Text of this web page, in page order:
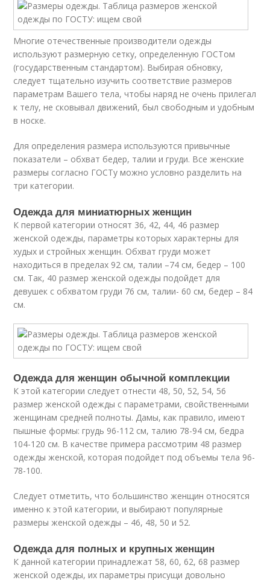
Многие отечественные производители одежды
используют размерную сетку, определенную ГОСТом
(государственным стандартом). Выбирая обновку,
следует тщательно изучить соответствие размеров
параметрам Вашего тела, чтобы наряд не очень прилегал
к телу, не сковывал движений, был свободным и удобным
в носке.
Для определения размера используются привычные
показатели – обхват бедер, талии и груди. Все женские
размеры согласно ГОСТу можно условно разделить на
три категории.
Одежда для миниатюрных женщин
К первой категории относят 36, 42, 44, 46 размер
женской одежды, параметры которых характерны для
худых и стройных женщин. Обхват груди может
находиться в пределах 92 см, талии –74 см, бедер – 100
см. Так, 40 размер женской одежды подойдет для
девушек с обхватом груди 76 см, талии- 60 см, бедер – 84
см.
Одежда для женщин обычной комплекции
К этой категории следует отнести 48, 50, 52, 54, 56
размер женской одежды с параметрами, свойственными
женщинам средней полноты. Дамы, как правило, имеют
пышные формы: грудь 96-112 см, талию 78-94 см, бедра
104-120 см. В качестве примера рассмотрим 48 размер
одежды женской, которая подойдет под объемы тела 96-
78-100.
Следует отметить, что большинство женщин относятся
именно к этой категории, и выбирают популярные
размеры женской одежды – 46, 48, 50 и 52.
Одежда для полных и крупных женщин
К данной категории принадлежат 58, 60, 62, 68 размер
женской одежды, их параметры присущи довольно